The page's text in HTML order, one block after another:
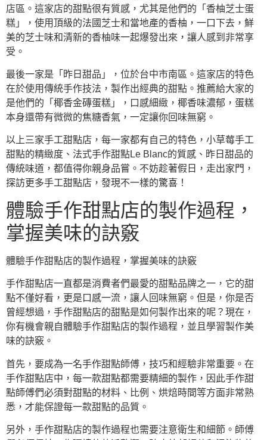
店區。這家店的甜點很有質感，尤其是他們的「香柚芝士蛋
糕」，使用頂級的法國芝士和當地產的香柚，一口下去，鮮
美的芝士味和清新的香柚味一起爆發出來，讓人感到非常享
受。
最後一家是「昨日甜品」，位於台中市南區。這家店的特色
在於使用傳統手作技法，製作出經典的甜點。推薦給大家的
是他們的「椰香金磚蛋糕」，口感細緻，椰香味濃郁，蛋糕
本身還帶有微微的焦糖香氣，一定讓你回味無窮。
以上三家手工甜點店，每一家都有自己的特色，小草莓手工
甜點的精緻度、法式手作甜點Le Blanc的質感、昨日甜品的
傳統味道，都值得你親身品嘗。不妨趁著假日，走出家門，
探訪更多手工甜點店，發現不一樣的驚喜！
體驗手作甜點店的製作過程，
掌握美味的訣竅
體驗手作甜點店的製作過程，掌握美味的訣竅
手作甜點店一直都是消費者們最愛的甜點品牌之一，它的甜
點不僅好看，更是口感一流，讓人回味無窮。但是，你是否
曾經想過，手作甜點店的甜點是如何製作出來的呢？現在，
你有機會親自體驗手作甜點店的製作過程，並且學習製作美
味的訣竅。
首先，要成為一名手作甜點師傅，技巧和經驗非常重要。在
手作甜點店中，每一款甜點都需要精細的製作，因此手作甜
點師傅們必須對甜點的材料、比例、烘焙時間等方面非常熟
悉，才能保證每一款甜點的品質。
另外，手作甜點店的製作過程也需要注意衛生和細節。師傅